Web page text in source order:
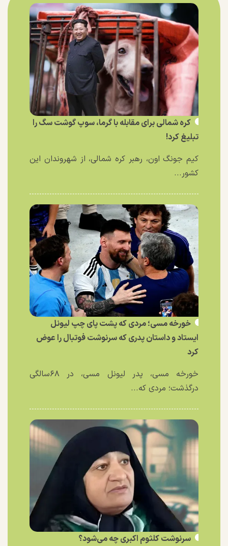
کره شمالی برای مقابله با گرما، سوپ گوشت سگ را
تبلیغ کرد!
کیم جونگ اون، رهبر کره شمالی، از شهروندان این
کشور...
خورخه مسی؛ مردی که پشت پای چپ لیونل
ایستاد و داستان پدری که سرنوشت فوتبال را عوض
کرد
خورخه مسی، پدر لیونل مسی، در ۶۸سالگی
درگذشت؛ مردی که...
سرنوشت کلثوم اکبری چه می‌شود؟